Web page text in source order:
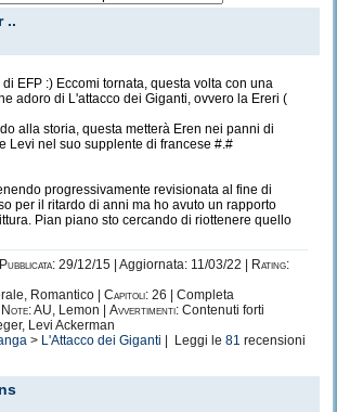
..
EFP :) Eccomi tornata, questa volta con una
adoro di L'attacco dei Giganti, ovvero la Ereri (
alla storia, questa metterà Eren nei panni di
Levi nel suo supplente di francese #.#
progressivamente revisionata al fine di
per il ritardo di anni ma ho avuto un rapporto
Pian piano sto cercando di riottenere quello
Pubblicata: 29/12/15 | Aggiornata: 11/03/22 |
Rating:
Romantico | Capitoli: 26 | Completa
Note:AU, Lemon | Avvertimenti: Contenuti forti
Levi Ackerman
> L'Attacco dei Giganti | Leggi le 81 recensioni